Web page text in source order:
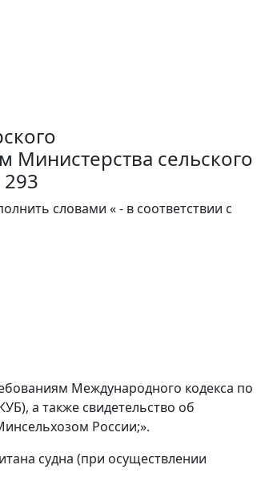
Министерства сельского
словами « - в соответствии с
Международного кодекса по
а также свидетельство об
России;».
судна (при осуществлении